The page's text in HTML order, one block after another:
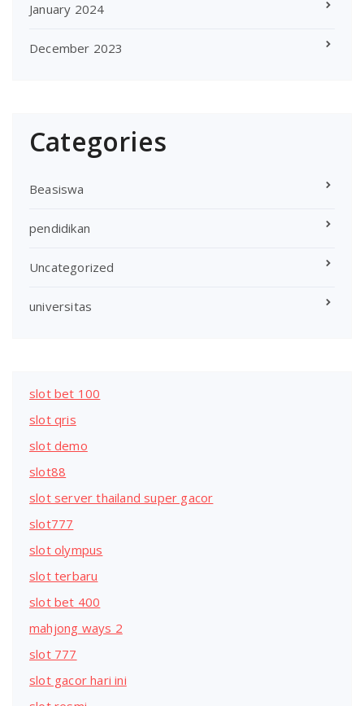
January 2024
December 2023
Categories
Beasiswa
pendidikan
Uncategorized
universitas
slot bet 100
slot qris
slot demo
slot88
slot server thailand super gacor
slot777
slot olympus
slot terbaru
slot bet 400
mahjong ways 2
slot 777
slot gacor hari ini